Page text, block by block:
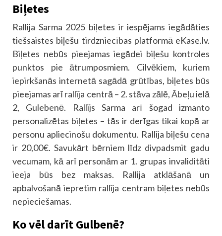
Biļetes
Rallija Sarma 2025 biļetes ir iespējams iegādāties
tiešsaistes biļešu tirdzniecības platformā eKase.lv.
Biļetes nebūs pieejamas iegādei biļešu kontroles
punktos pie ātrumposmiem. Cilvēkiem, kuriem
iepirkšanās internetā sagādā grūtības, biļetes būs
pieejamas arī rallija centrā – 2. stāva zālē, Ābeļu ielā
2, Gulebenē. Rallijs Sarma arī šogad izmanto
personalizētas biļetes – tās ir derīgas tikai kopā ar
personu apliecinošu dokumentu. Rallija biļešu cena
ir 20,00€. Savukārt bērniem līdz divpadsmit gadu
vecumam, kā arī personām ar 1. grupas invaliditāti
ieeja būs bez maksas. Rallija atklāšanā un
apbalvošanā iepretim rallija centram biļetes nebūs
nepieciešamas.
Ko vēl darīt Gulbenē?